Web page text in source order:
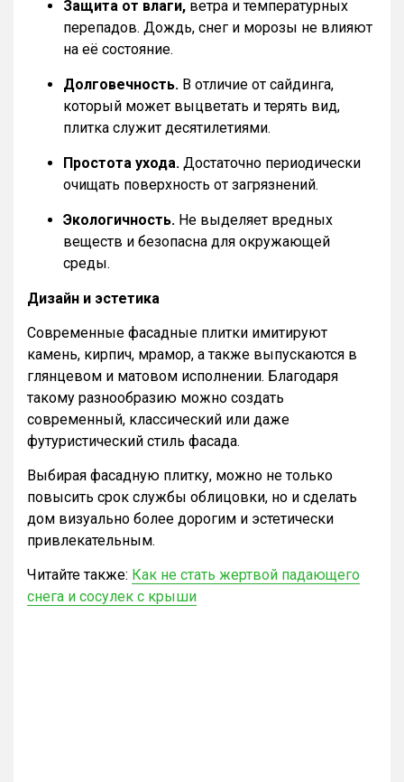
Защита от влаги, ветра и температурных
перепадов. Дождь, снег и морозы не влияют
на её состояние.
Долговечность. В отличие от сайдинга,
который может выцветать и терять вид,
плитка служит десятилетиями.
Простота ухода. Достаточно периодически
очищать поверхность от загрязнений.
Экологичность. Не выделяет вредных
веществ и безопасна для окружающей
среды.
Дизайн и эстетика
Современные фасадные плитки имитируют
камень, кирпич, мрамор, а также выпускаются в
глянцевом и матовом исполнении. Благодаря
такому разнообразию можно создать
современный, классический или даже
футуристический стиль фасада.
Выбирая фасадную плитку, можно не только
повысить срок службы облицовки, но и сделать
дом визуально более дорогим и эстетически
привлекательным.
Читайте также: Как не стать жертвой падающего
снега и сосулек с крыши